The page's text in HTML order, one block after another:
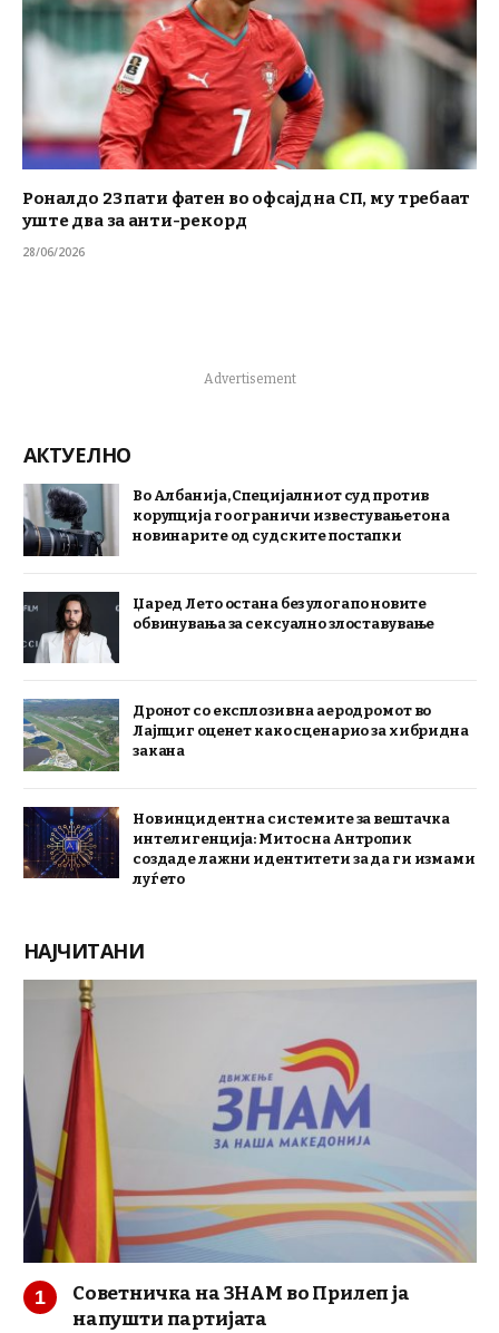
Роналдо 23 пати фатен во офсајд на СП, му требаат
уште два за анти-рекорд
28/06/2026
Advertisement
АКТУЕЛНО
Во Албанија, Специјалниот суд против
корупција го ограничи известувањето на
новинарите од судските постапки
Џаред Лето остана без улога по новите
обвинувања за сексуално злоставување
Дронот со експлозив на аеродромот во
Лајпциг оценет како сценарио за хибридна
закана
Нов инцидент на системите за вештачка
интелигенција: Митос на Антропик
создаде лажни идентитети за да ги измами
луѓето
НАЈЧИТАНИ
Советничка на ЗНАМ во Прилеп ја
напушти партијата